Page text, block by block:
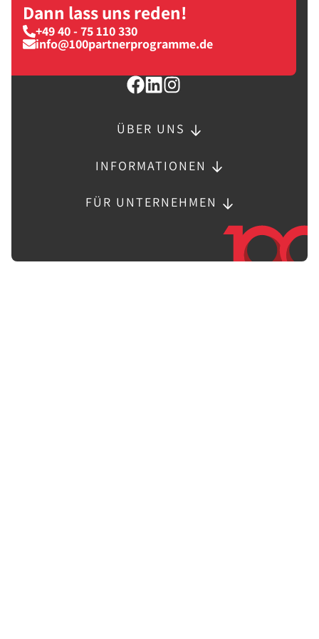
Dann lass uns reden!
+49 40 - 75 110 330
info@100partnerprogramme.de
ÜBER UNS
INFORMATIONEN
FÜR UNTERNEHMEN